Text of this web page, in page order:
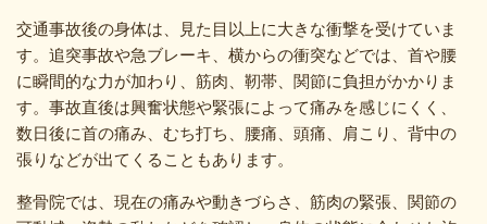
交通事故後の身体は、見た目以上に大きな衝撃を受けていま
す。追突事故や急ブレーキ、横からの衝突などでは、首や腰
に瞬間的な力が加わり、筋肉、靭帯、関節に負担がかかりま
す。事故直後は興奮状態や緊張によって痛みを感じにくく、
数日後に首の痛み、むち打ち、腰痛、頭痛、肩こり、背中の
張りなどが出てくることもあります。
整骨院では、現在の痛みや動きづらさ、筋肉の緊張、関節の